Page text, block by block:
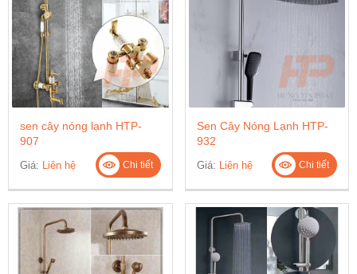
sen cây nóng lạnh HTP-
907
Giá: Liên hệ Chi tiết
Sen Cây Nóng Lạnh HTP-
932
Giá: Liên hệ Chi tiết